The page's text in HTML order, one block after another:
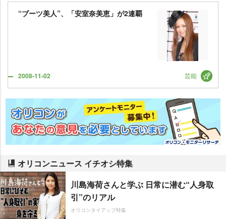
“ブーツ美人”、「安室奈美恵」が2連覇
2008-11-02 芸能
オリコンニュース イチオシ特集
川島海荷さんと学ぶ 日常に潜む“人身取
引”のリアル
オリコンタイアップ特集